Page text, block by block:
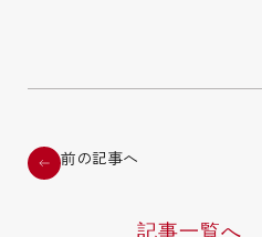
前の記事へ
記事一覧へ